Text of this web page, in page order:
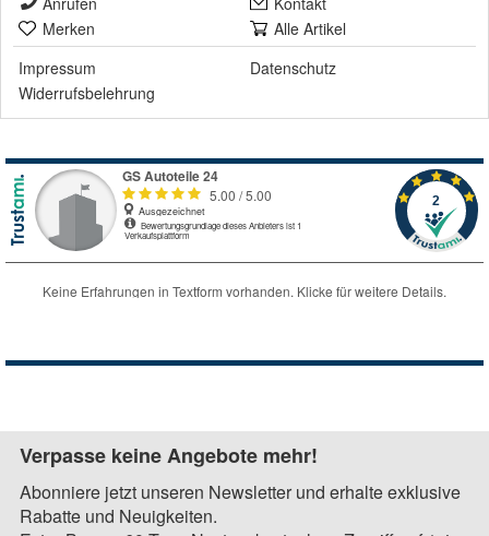
Merken
Alle Artikel
Impressum
Datenschutz
Widerrufsbelehrung
Verpasse keine Angebote mehr!
Abonniere jetzt unseren Newsletter und erhalte exklusive
Rabatte und Neuigkeiten.